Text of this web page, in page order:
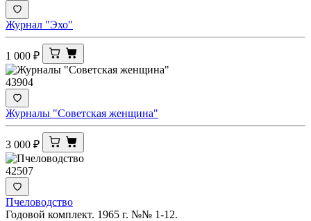
Журнал "Эхо"
1 000 ₽
43904
Журналы "Советская женщина"
3 000 ₽
42507
Пчеловодство
Годовой комплект. 1965 г. №№ 1-12.